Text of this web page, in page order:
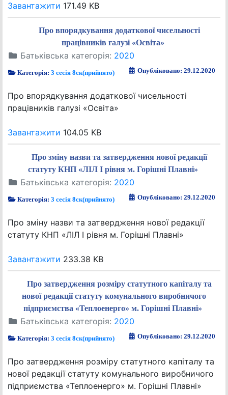
Завантажити 171.49 KB
Про впорядкування додаткової чисельності
працівників галузі «Освіта»
Батьківська категорія: 2020
Категорія:3 сесія 8ск(прийнято) Опубліковано: 29.12.2020
Про впорядкування додаткової чисельності
працівників галузі «Освіта»
Завантажити 104.05 KB
Про зміну назви та затвердження нової редакції
статуту КНП «ЛІЛ І рівня м. Горішні Плавні»
Батьківська категорія: 2020
Категорія:3 сесія 8ск(прийнято) Опубліковано: 29.12.2020
Про зміну назви та затвердження нової редакції
статуту КНП «ЛІЛ І рівня м. Горішні Плавні»
Завантажити 233.38 KB
Про затвердження розміру статутного капіталу та
нової редакції статуту комунального виробничого
підприємства «Теплоенерго» м. Горішні Плавні»
Батьківська категорія: 2020
Категорія:3 сесія 8ск(прийнято) Опубліковано: 29.12.2020
Про затвердження розміру статутного капіталу та
нової редакції статуту комунального виробничого
підприємства «Теплоенерго» м. Горішні Плавні»